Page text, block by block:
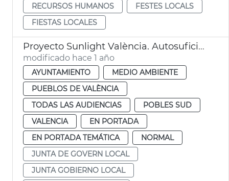
RECURSOS HUMANOS
FESTES LOCALS
FIESTAS LOCALES
Proyecto Sunlight València. Autosuficiencia energética en El Perellonet
modificado hace 1 año
AYUNTAMIENTO
MEDIO AMBIENTE
PUEBLOS DE VALÈNCIA
TODAS LAS AUDIENCIAS
POBLES SUD
VALENCIA
EN PORTADA
EN PORTADA TEMÁTICA
NORMAL
JUNTA DE GOVERN LOCAL
JUNTA GOBIERNO LOCAL